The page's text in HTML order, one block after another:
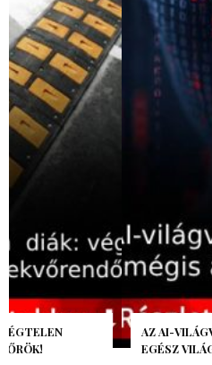
AZ AI-VILÁGVÉGE ÁRNYÉKA,
EGÉSZ VILÁG MEGÉREZTE…